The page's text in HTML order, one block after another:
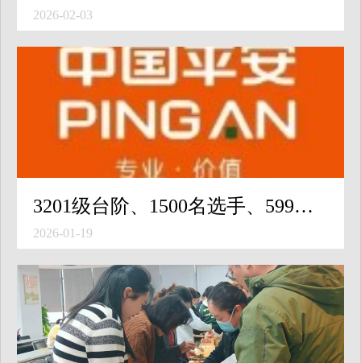
2026-02-03
3201级台阶、1500名选手、599米天际线！2026国际垂直马拉松在深圳平安金融中心开赛
2026-01-19